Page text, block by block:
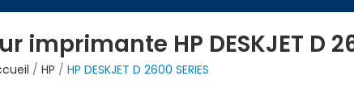
HP DESKJET D
HP
HP DESKJET D 2600 SERIES